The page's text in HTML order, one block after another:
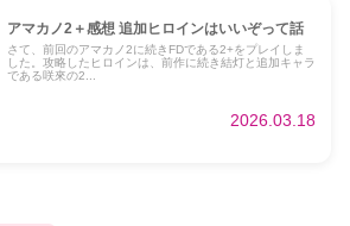
アマカノ2＋感想 追加ヒロインはいいぞって話
さて、前回のアマカノ2に続きFDである2+をプレイしま
した。攻略したヒロインは、前作に続き結灯と追加キャラ
である咲來の2...
2026.03.18